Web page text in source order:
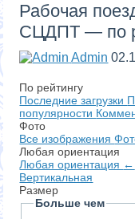
Рабочая
СЦДПТ — по
Admin
По рейтингу
Последние загрузки
популярности
Фото
Все изображения
Любая ориентация
Любая ориентация ←
Вертикальная
Размер
Больше чем